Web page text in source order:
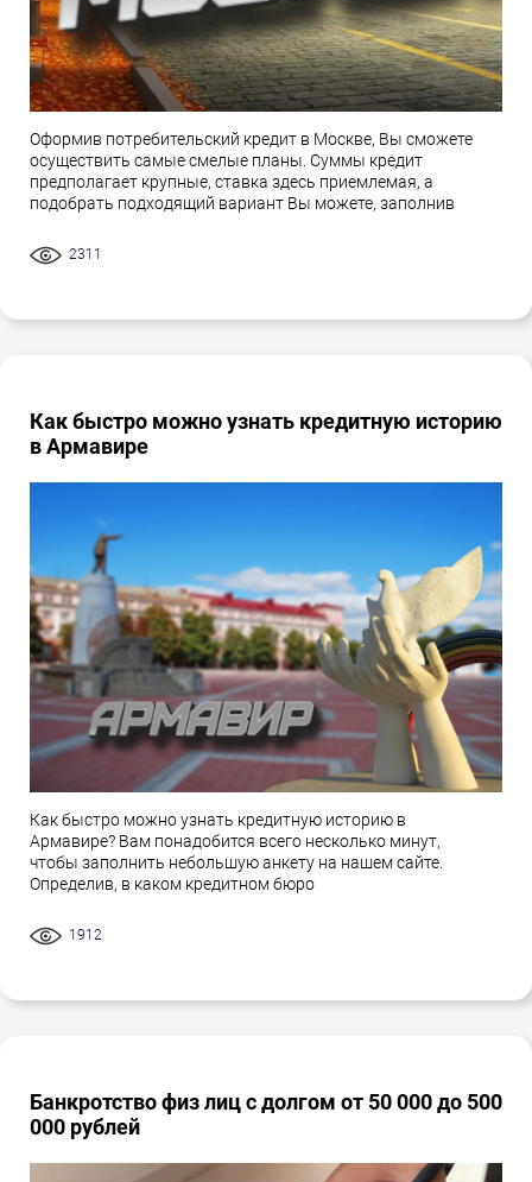
Оформив потребительский кредит в Москве, Вы сможете
осуществить самые смелые планы. Суммы кредит
предполагает крупные, ставка здесь приемлемая, а
подобрать подходящий вариант Вы можете, заполнив
2311
Как быстро можно узнать кредитную историю
в Армавире
Как быстро можно узнать кредитную историю в
Армавире? Вам понадобится всего несколько минут,
чтобы заполнить небольшую анкету на нашем сайте.
Определив, в каком кредитном бюро
1912
Банкротство физ лиц с долгом от 50 000 до 500
000 рублей